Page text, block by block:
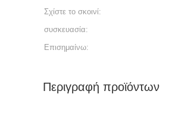
Σχίστε το σκοινί:
συσκευασία:
Επισημαίνω:
Περιγραφή προϊόντων